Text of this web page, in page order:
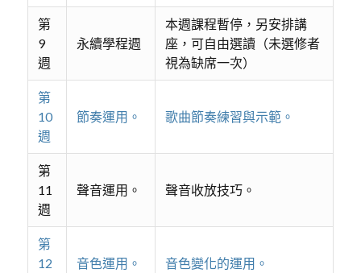
第
9
週
永續學程週
本週課程暫停，另安排講
座，可自由選讀（未選修者
視為缺席一次）
第
10
週
節奏運用。 歌曲節奏練習與示範。
第
11
週
聲音運用。 聲音收放技巧。
第
12
音色運用。 音色變化的運用。